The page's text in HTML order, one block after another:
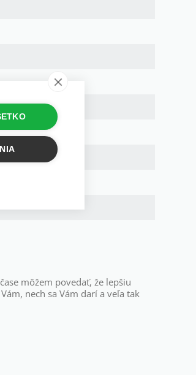
môžem povedať, že lepšiu
nech sa Vám darí a veľa tak